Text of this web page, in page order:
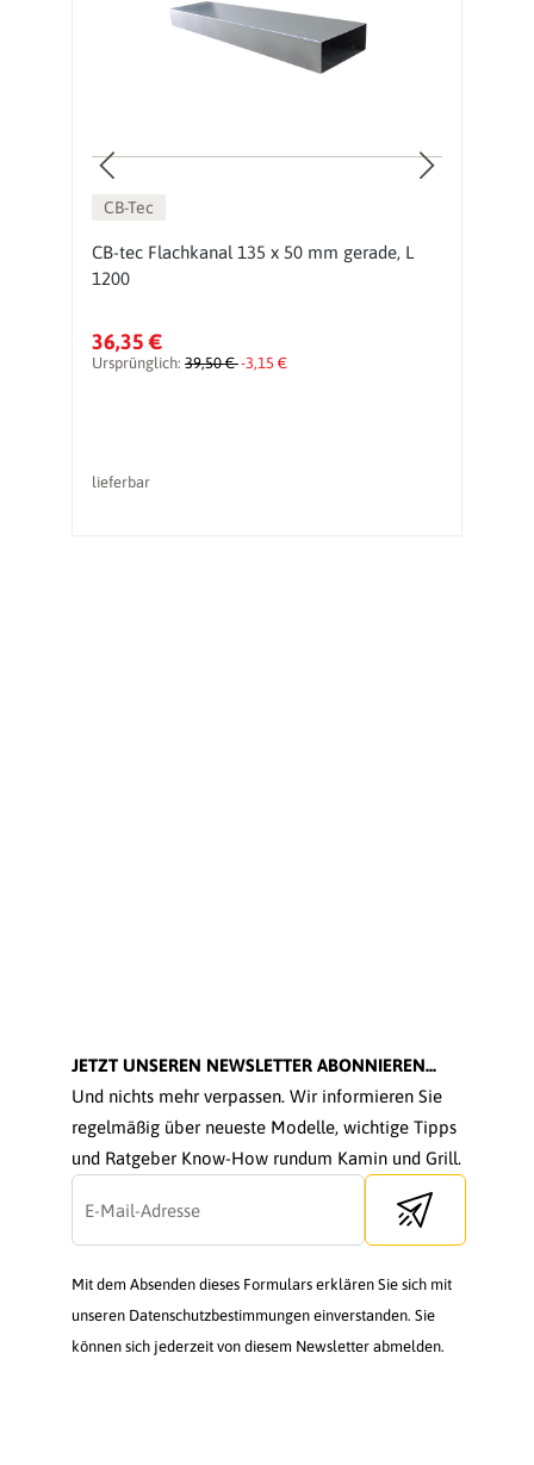
CB-Tec
CB-tec Flachkanal 135 x 50 mm gerade, L
1200
36,35 €
Ursprünglich: 39,50 €-3,15 €
lieferbar
JETZT UNSEREN NEWSLETTER ABONNIEREN...
Und nichts mehr verpassen. Wir informieren Sie
regelmäßig über neueste Modelle, wichtige Tipps
und Ratgeber Know-How rundum Kamin und Grill.
Send newsletter
Mit dem Absenden dieses Formulars erklären Sie sich mit
unseren Datenschutzbestimmungen einverstanden. Sie
können sich jederzeit von diesem Newsletter abmelden.